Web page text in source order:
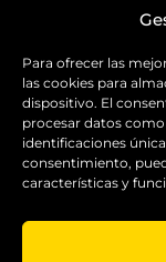
Para ofrecer las
las cookies para
dispositivo. El
procesar datos
identificaciones
consentimiento,
características y
deportivos
para todas las
disciplinas,
garantizando
la calidad y el